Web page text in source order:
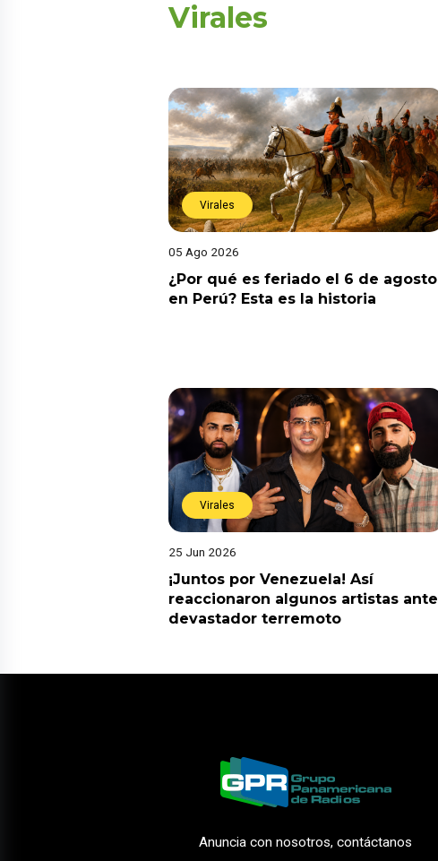
Virales
Virales
05 Ago 2026
¿Por qué es feriado el 6 de agosto
en Perú? Esta es la historia
Virales
25 Jun 2026
¡Juntos por Venezuela! Así
reaccionaron algunos artistas ante
devastador terremoto
Anuncia con nosotros, contáctanos